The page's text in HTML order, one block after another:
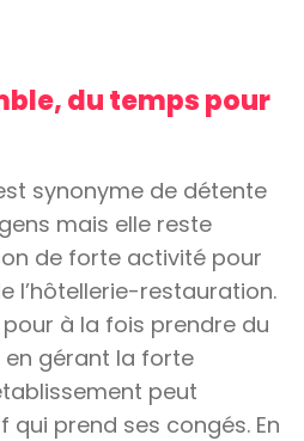
du temps pour
synonyme de détente
mais elle reste
de forte activité pour
l’hôtellerie-restauration.
à la fois prendre du
gérant la forte
peut
prend ses congés. En